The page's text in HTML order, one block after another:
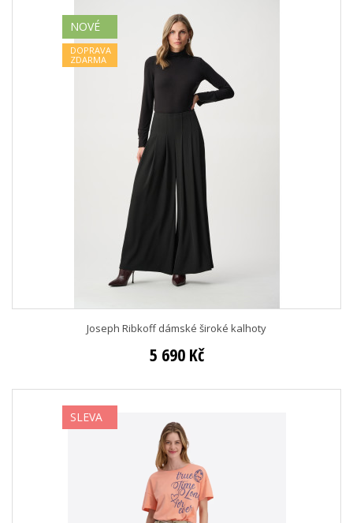
NOVÉ
DOPRAVA
ZDARMA
Joseph Ribkoff dámské široké kalhoty
5 690 Kč
SLEVA